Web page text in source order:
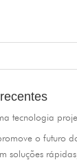
tecnologia
o futuro
soluções